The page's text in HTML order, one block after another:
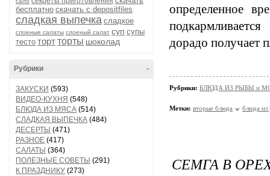
бесплатно скачать с depositfiles
сладкая выпечка сладкое
слоеные салаты слоеный салат суп супы
тесто тортторты шоколад
-
Рубрики
ЗАКУСКИ (593)
ВИДЕО-КУХНЯ (548)
БЛЮДА ИЗ МЯСА (514)
СЛАДКАЯ ВЫПЕЧКА (484)
ДЕСЕРТЫ (471)
РАЗНОЕ (417)
САЛАТЫ (364)
ПОЛЕЗНЫЕ СОВЕТЫ (291)
К ПРАЗДНИКУ (273)
определенное
дорадо получает
Рубрики: БЛЮДА ИЗ РЫБЫ и
Метки: вторые блюда блюда
СЕМГА В